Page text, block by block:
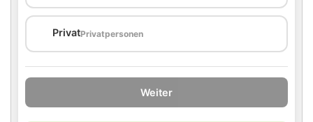
PrivatPrivatpersonen
Weiter